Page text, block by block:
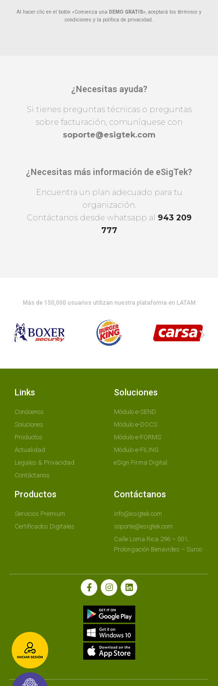
Al hacer clic en el botón «Comienza una DEMO GRATIS» , aceptará los términos y
condiciones y la política de privacidad.
¿Necesitas ayuda?
Si tienes preguntas técnicas o preguntas
sobre facturación, comuníquese con
soporte@esigtek.com
¿Necesitas más información de eSigTek?
Encuentra un plan adecuado para tu
organización.
Contáctanos desde whatsapp al 943 209
777
Más de 150,000 usuarios utilizan nuestra plataforma en LATAM
Links
Conócenos
Soluciones
Productos
Actualidad
Legales & Privacidad
Contáctanos
Soluciones
Módulo e-SEND
Módulo e-DOCS
Módulo e-FORMS
Módulo e-FILING
eSign Firma Digital
Productos
Servicios Premium
Certificados Digitales
Contáctanos
info@esigtek.com
soporte@esigtek.com
Calle Loma Rica 296 – 501,
Prolongación Benavides – Surco